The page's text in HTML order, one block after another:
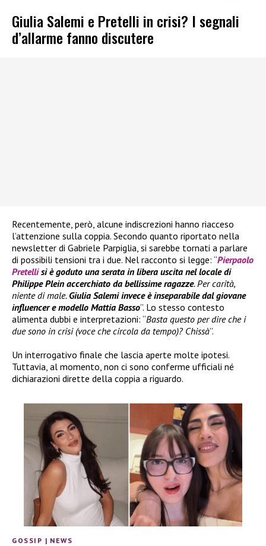
Giulia Salemi e Pretelli in crisi? I segnali
d’allarme fanno discutere
Recentemente, però, alcune indiscrezioni hanno riacceso
l’attenzione sulla coppia. Secondo quanto riportato nella
newsletter di Gabriele Parpiglia, si sarebbe tornati a parlare
di possibili tensioni tra i due. Nel racconto si legge: “Pierpaolo
Pretellisi è goduto una serata in libera uscita nel locale di
Philippe Plein accerchiato da bellissime ragazze. Per carità,
niente di male. Giulia Salemi invece è inseparabile dal giovane
influencer e modello Mattia Basso”. Lo stesso contesto
alimenta dubbi e interpretazioni: “Basta questo per dire che i
due sono in crisi (voce che circola da tempo)? Chissà”.
Un interrogativo finale che lascia aperte molte ipotesi.
Tuttavia, al momento, non ci sono conferme ufficiali né
dichiarazioni dirette della coppia a riguardo.
GOSSIP | NEWS